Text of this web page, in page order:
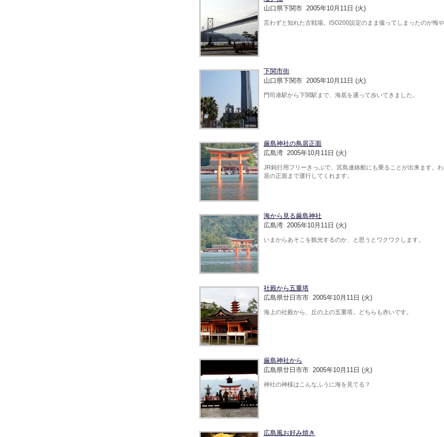
山口県下関市 2005年10月11日 (火)
言わずと知れた古戦場。ISO200設定のまま撮ってしまったのが悔や
下関市街
山口県下関市 2005年10月11日 (火)
門司港駅から下関駅まで、海底を通って歩いてきました。
厳島神社の鳥居正面
広島湾 2005年10月11日 (火)
JR鈍行用フリーきっぷで、宮島連絡船にも乗ることが出来ます。
居の正面まで運行してくれます。
海から見る厳島神社
広島湾 2005年10月11日 (火)
いまからあそこを観光するのか、と思うとワクワクします。
社殿から五重塔
広島県廿日市市 2005年10月11日 (火)
海上の社殿から、丘の上の五重塔。どちらも赤いです。
厳島神社から
広島県廿日市市 2005年10月11日 (火)
神社の神様はこんなふうに海を見てる？
広島風お好み焼き